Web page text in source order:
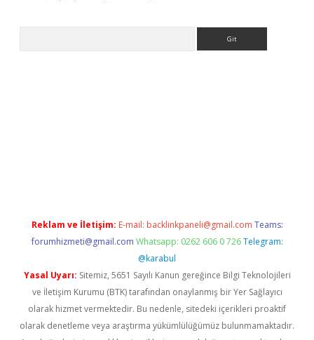
Reklam ve İletişim: E-mail: backlinkpaneli@gmail.com Teams:
forumhizmeti@gmail.com Whatsapp: 0262 606 0 726 Telegram:
@karabul
Yasal Uyarı: Sitemiz, 5651 Sayılı Kanun gereğince Bilgi Teknolojileri
ve İletişim Kurumu (BTK) tarafından onaylanmış bir Yer Sağlayıcı
olarak hizmet vermektedir. Bu nedenle, sitedeki içerikleri proaktif
olarak denetleme veya araştırma yükümlülüğümüz bulunmamaktadır.